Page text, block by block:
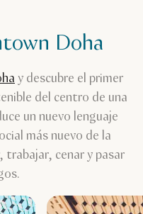
Doha
y descubre el primer
del centro de una
un nuevo lenguaje
más nuevo de la
trabajar, cenar y pasar